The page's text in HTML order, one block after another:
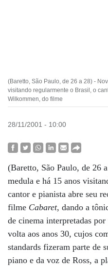
(Baretto, São Paulo, de 26 a 28) -
visitando regularmente o Brasil, o
Wilkommen, do filme
28/11/2001 - 10:00
(Baretto, São Paulo, de 26
medula e há 15 anos
cantor e pianista abre seu
filme Cabaret, dando a
de cinema interpretadas
volta aos anos 30, cujos
standards fizeram parte de
piano e da voz de Ross, a